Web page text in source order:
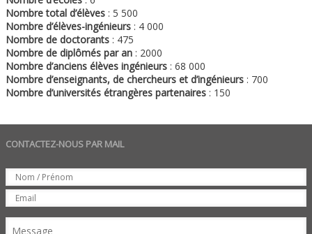
Nombre total d’élèves : 5 500
Nombre d’élèves-ingénieurs : 4 000
Nombre de doctorants : 475
Nombre de diplômés par an : 2000
Nombre d’anciens élèves ingénieurs : 68 000
Nombre d’enseignants, de chercheurs et d’ingénieurs : 700
Nombre d’universités étrangères partenaires : 150
CONTACTEZ-NOUS PAR MAIL
Nom
Email